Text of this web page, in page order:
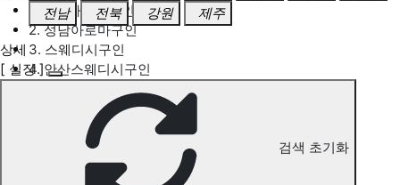
1. 일산마사지구인
2. 성남아로마구인
3. 스웨디시구인
4. 안산스웨디시구인
남원 실장 구인정보
전남
전북 강원 제주
상세
[ 실장 ]
검색 초기화